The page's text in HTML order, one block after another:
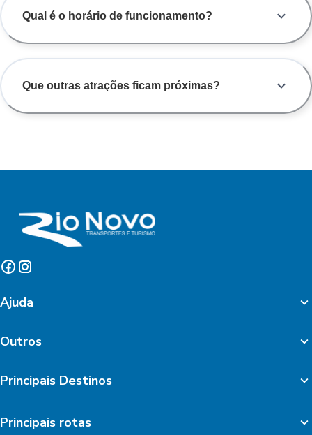
Qual é o horário de funcionamento?
Que outras atrações ficam próximas?
Ajuda
Outros
Principais Destinos
Principais rotas